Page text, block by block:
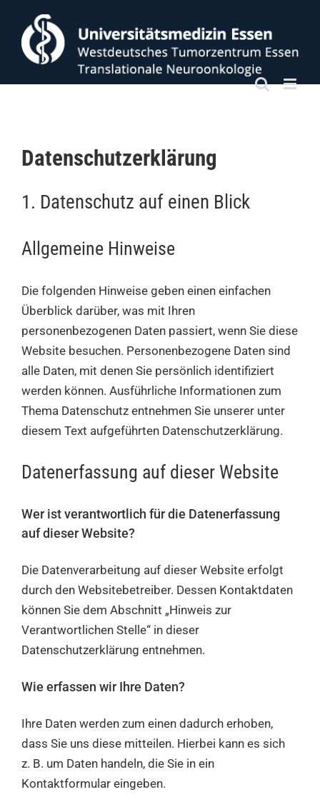
Inhalt
springen
Datenschutz­erklärung
1. Datenschutz auf einen Blick
Allgemeine Hinweise
Die folgenden Hinweise geben einen einfachen
Überblick darüber, was mit Ihren
personenbezogenen Daten passiert, wenn Sie diese
Website besuchen. Personenbezogene Daten sind
alle Daten, mit denen Sie persönlich identifiziert
werden können. Ausführliche Informationen zum
Thema Datenschutz entnehmen Sie unserer unter
diesem Text aufgeführten Datenschutzerklärung.
Datenerfassung auf dieser Website
Wer ist verantwortlich für die Datenerfassung
auf dieser Website?
Die Datenverarbeitung auf dieser Website erfolgt
durch den Websitebetreiber. Dessen Kontaktdaten
können Sie dem Abschnitt „Hinweis zur
Verantwortlichen Stelle“ in dieser
Datenschutzerklärung entnehmen.
Wie erfassen wir Ihre Daten?
Ihre Daten werden zum einen dadurch erhoben,
dass Sie uns diese mitteilen. Hierbei kann es sich
z. B. um Daten handeln, die Sie in ein
Kontaktformular eingeben.